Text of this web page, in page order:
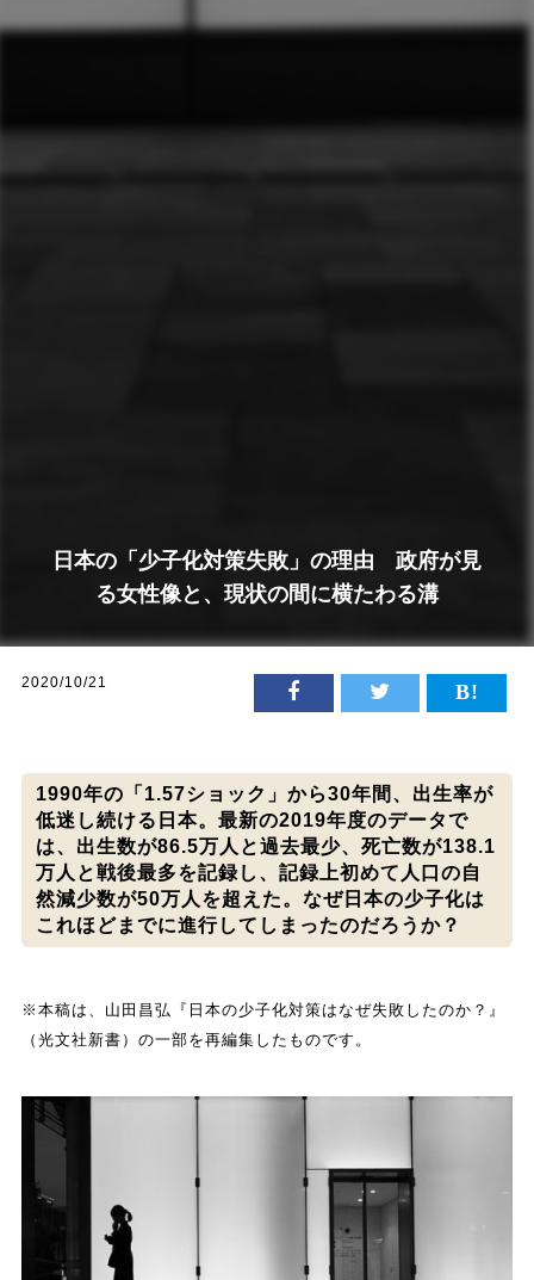
日本の「少子化対策失敗」の理由 政府が見
る女性像と、現状の間に横たわる溝
2020/10/21
1990年の「1.57ショック」から30年間、出生率が
低迷し続ける日本。最新の2019年度のデータで
は、出生数が86.5万人と過去最少、死亡数が138.1
万人と戦後最多を記録し、記録上初めて人口の自
然減少数が50万人を超えた。なぜ日本の少子化は
これほどまでに進行してしまったのだろうか？
※本稿は、山田昌弘『日本の少子化対策はなぜ失敗したのか？』
（光文社新書）の一部を再編集したものです。